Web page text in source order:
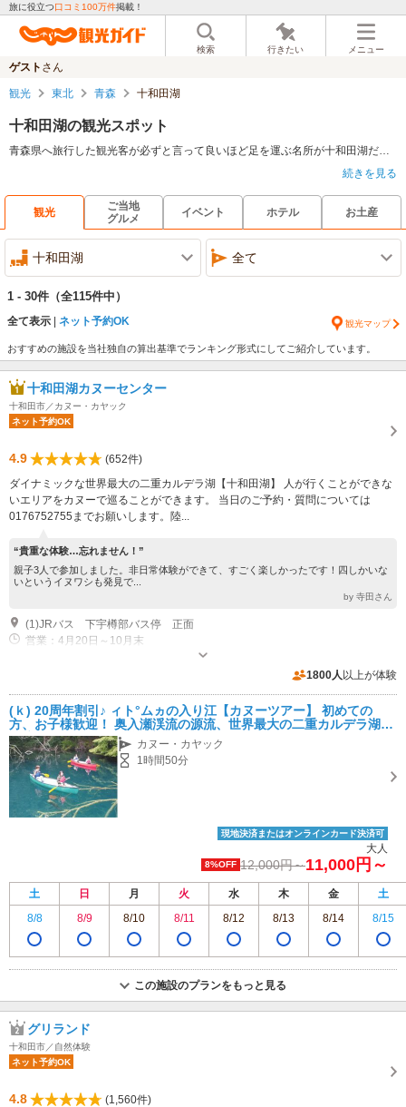
旅に役立つ口コミ100万件掲載！
検索 行きたい メニュー
ゲスト さん
観光 東北 青森 十和田湖
十和田湖の観光スポット
青森県へ旅行した観光客が必ずと言って良いほど足を運ぶ名所が十和田湖だ。周辺には十和田科学博物館や乙女の像などがあり、湖上を運行する遊覧船に乗りのんびりと湖見物もできる。また、十和田湖温泉もあるので湯治を目的に足を運んでみるのも良いだろう。湖水祭りや十和田湖ウォーク、十和田湖国境祭などのイベントも行われているので、イベントの時期を狙って行くのも良いかもしれない。
続きを見る
観光
ご当地
グルメ
イベント ホテル お土産
十和田湖 全て
1 - 30件 （全115件中）
全て表示 ネット予約OK 観光マップ
おすすめの施設を当社独自の算出基準でランキング形式にしてご紹介しています。
十和田湖カヌーセンター
十和田市／カヌー・カヤック
ネット予約OK
4.9
(652件)
ダイナミックな世界最大の二重カルデラ湖【十和田湖】 人が行くことができな
いエリアをカヌーで巡ることができます。 当日のご予約・質問については
0176752755までお願いします。陸...
“貴重な体験…忘れません！”
親子3人で参加しました。非日常体験ができて、すごく楽しかったです！四しかいな
いというイヌワシも発見で...
by 寺田さん
(1)JRバス 下宇樽部バス停 正面
営業：4月20日～10月末
専用駐車場あり（無料）30台 広大な駐車場あります
1800人 以上が体験
(ｋ) 20周年割引♪ ィト°ムヵの入り江【カヌーツアー】 初めての
方、お子様歓迎！ 奥入瀬渓流の源流、世界最大の二重カルデラ湖の
秘境を巡る！ お一人様歓迎！カヌー・カヤック
1時間50分
現地決済またはオンラインカード決済可
大人
8%OFF 12,000円～11,000円～
土 日 月 火 水 木 金
土
8/8
8/9 8/10 8/11 8/12 8/13 8/14 8/15
この施設のプランをもっと見る
グリランド
十和田市／自然体験
ネット予約OK
4.8
(1,560件)